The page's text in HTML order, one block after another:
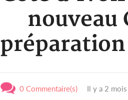
nouveau
0 Commentaire(s) Il y a 2 mois